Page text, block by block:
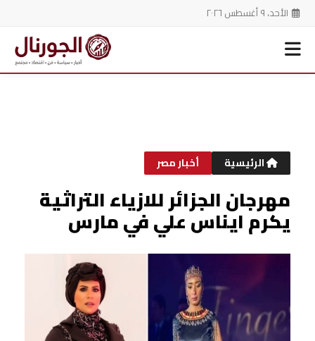
الأحد، ٩ أغسطس ٢٠٢٦
الرئيسية أخبار مصر
مهرجان الجزائر للازياء التراثية
يكرم ايناس علي في مارس